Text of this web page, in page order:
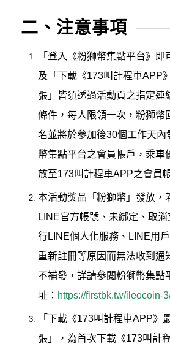
二、注意事項
「登入《粉獅幣集點平台》即
及「下載《173叫計程車APP
張」皆須透過活動頁之指定連
條件，每人限領一次，粉獅幣
名並將於參加後30個工作天內
幣集點平台之會員帳戶，乘車
放至173叫計程車APP之會員
本活動獎品「粉獅幣」發放，
LINE官方帳號、未綁定、取
行LINE個人化服務、LINE用
重新註冊等原因而無法收到通
不補發，詳請參閱粉獅幣集點
址： https://firstbk.tw/ileocoin-
「下載《173叫計程車APP》
張」，為首次下載《173叫計